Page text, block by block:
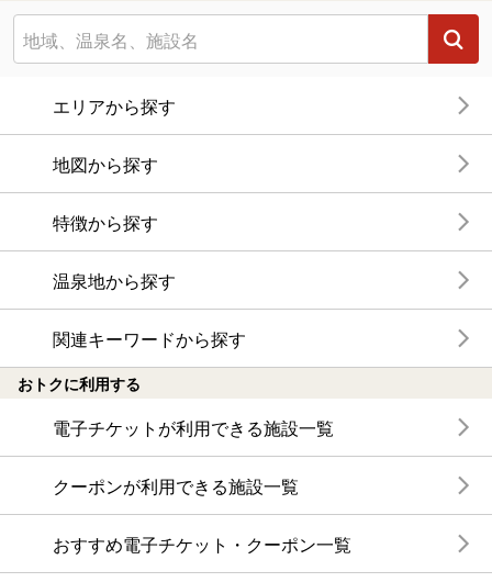
エリアから探す
地図から探す
特徴から探す
温泉地から探す
関連キーワードから探す
おトクに利用する
電子チケットが利用できる施設一覧
クーポンが利用できる施設一覧
おすすめ電子チケット・クーポン一覧